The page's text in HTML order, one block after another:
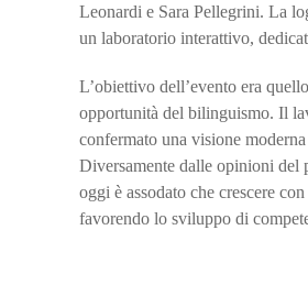
Leonardi e Sara Pellegrini. La
un laboratorio interattivo,
L’obiettivo dell’evento era
opportunità del bilinguismo. Il
confermato una visione
Diversamente dalle opinioni del
oggi è assodato che crescere
favorendo lo sviluppo di